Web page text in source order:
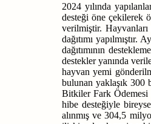
2024 yılında
desteği öne çekilerek
verilmiştir. Hayvanları
dağıtımı
dağıtımının
destekler yanında
hayvan yemi
bulunan yaklaşık 300
Bitkiler Fark Ödemesi
hibe desteğiyle
alınmış ve 304,5